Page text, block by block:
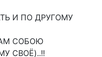
И ПО ДРУГОМУ
СОБОЮ
СВОЁ)..!!